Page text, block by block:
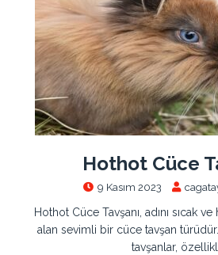
Hothot Cüce
9 Kasım 2023
Hothot Cüce Tavşanı, adını sıcak
alan sevimli bir cüce tavşan
tavşanlar,